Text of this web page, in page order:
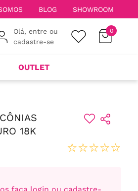
BLOG SHOWROOM
Olá, entre ou
cadastre-se
0
OUTLET
18K
☆☆☆☆☆
faça login ou cadastre-